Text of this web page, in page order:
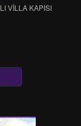
VİLLA KAPISI